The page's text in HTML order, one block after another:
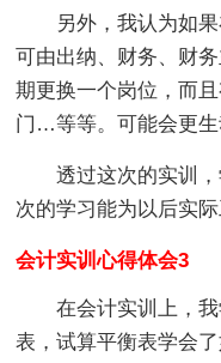
另外，我认为如果
可由出纳、财务、财
期更换一个岗位，而
门…等等。可能会更生
透过这次的实训，
次的学习能为以后实际
会计实训心得体会3
在会计实训上，我
表，试算平衡表学会